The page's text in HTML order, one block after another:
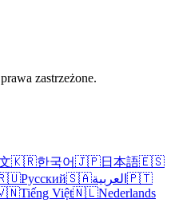
zastrzeżone.
🇰🇷한국어🇯🇵日本語🇪🇸
Русский🇸🇦العربية 🇵🇹
Tiếng Việt🇳🇱Nederlands